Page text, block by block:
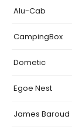
Alu-Cab
CampingBox
Dometic
Egoe Nest
James Baroud